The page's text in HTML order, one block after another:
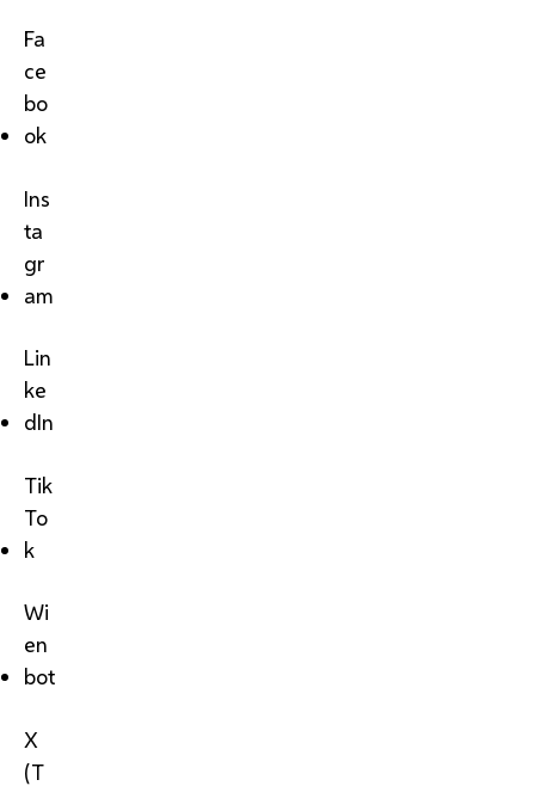
Fa
ce
bo
ok
Ins
ta
gr
am
Lin
ke
dIn
Tik
To
k
Wi
en
bot
X
(T